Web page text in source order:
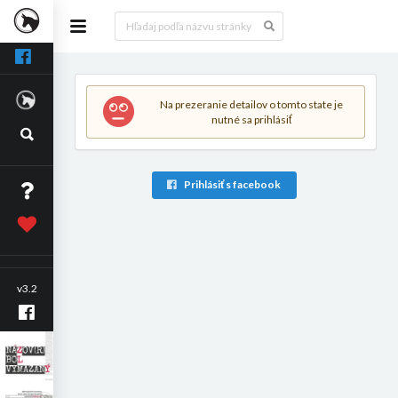
v3.2
Na prezeranie detailov o tomto state je
nutné sa prihlásiť
Prihlásiť s facebook